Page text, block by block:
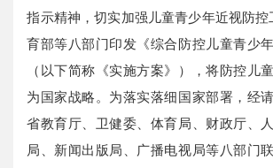
指示精神，切实加强儿童青少年近视防控
育部等八部门印发《综合防控儿童青少
（以下简称《实施方案》），将防控儿
为国家战略。为落实落细国家部署，经
省教育厅、卫健委、体育局、财政厅、
局、新闻出版局、广播电视局等八部门